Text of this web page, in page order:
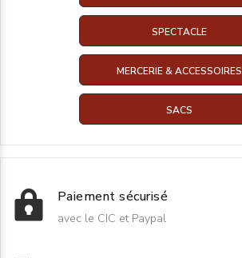
SPECTACLE
MERCERIE & ACCESSOIRES
SACS
Paiement sécurisé
avec le CIC et Paypal